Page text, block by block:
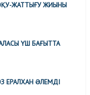
ЖАТТЫҒУ ЖИЫНЫ
ҮШ БАҒЫТТА
ЕРАЛХАН ƏЛЕМДІ